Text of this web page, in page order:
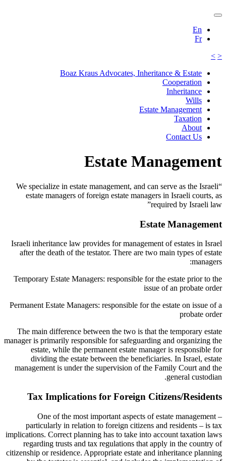
En
Fr
<
>
Boaz Kraus Advocates, Inheritance & Estate
Cooperation
Inheritance
Wills
Estate Management
Taxation
About
Contact Us
Estate Management
“We specialize in estate management, and can serve as the Israeli
estate managers of foreign estate managers in Israeli courts, as
required by Israeli law”
Estate Management
Israeli inheritance law provides for management of estates in Israel
after the death of the testator. There are two main types of estate
managers:
Temporary Estate Managers: responsible for the estate prior to the
issue of an probate order
Permanent Estate Managers: responsible for the estate on issue of a
probate order
The main difference between the two is that the temporary estate
manager is primarily responsible for safeguarding and organizing the
estate, while the permanent estate manager is responsible for
dividing the estate between the beneficiaries. In Israel, estate
management is under the supervision of the Family Court and the
general custodian.
Tax Implications for Foreign Citizens/Residents
One of the most important aspects of estate management –
particularly in relation to foreign citizens and residents – is tax
implications. Correct planning has to take into account taxation laws
regarding trusts and tax regulations that apply in the country of
citizenship or residence. Appropriate estate and inheritance planning